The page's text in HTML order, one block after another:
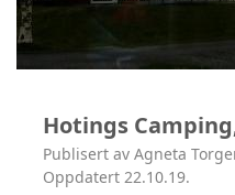
Hotings
Publisert av Agneta
Oppdatert 22.10.19.